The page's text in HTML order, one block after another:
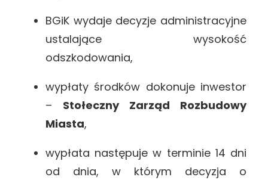
BGiK wydaje decyzje administracyjne
ustalające wysokość
odszkodowania,
wypłaty środków dokonuje inwestor
– Stołeczny Zarząd Rozbudowy
Miasta,
wypłata następuje w terminie 14 dni
od dnia, w którym decyzja o